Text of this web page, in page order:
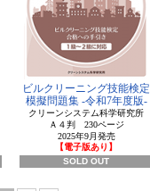
ビルクリーニング技能検定
模擬問題集 -令和7年度版-
クリーンシステム科学研究所
Ａ４判 230ページ
2025年9月発売
【電子版あり】
SOLD OUT